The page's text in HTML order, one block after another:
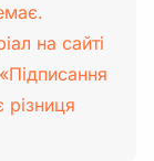
на сайті